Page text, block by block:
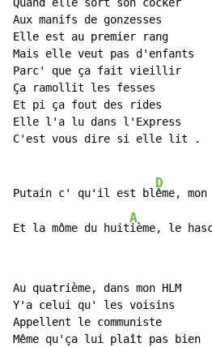
Quand elle sort son cocker
Aux manifs de gonzesses
Elle est au premier rang
Mais elle veut pas d'enfants
Parc' que ça fait vieillir
Ça ramollit les fesses
Et pi ça fout des rides
Elle l'a lu dans l'Express
C'est vous dire si elle lit .
Putain c' qu'il est bl
D
ême, mon
Et la môme du huit
A
ième, le
Au quatrième, dans mon HLM
Y'a celui qu' les voisins
Appellent le communiste
Même qu'ça lui plaît pas bien